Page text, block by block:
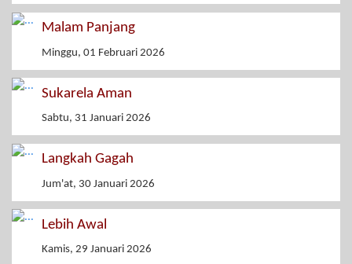
Malam Panjang
Minggu, 01 Februari 2026
Sukarela Aman
Sabtu, 31 Januari 2026
Langkah Gagah
Jum'at, 30 Januari 2026
Lebih Awal
Kamis, 29 Januari 2026